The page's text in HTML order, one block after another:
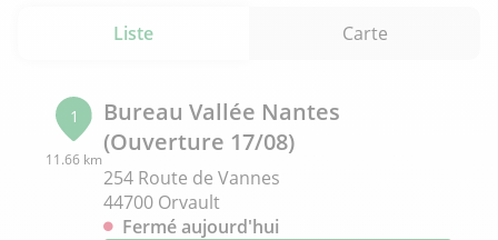
Liste Carte
1
11.66 km
Bureau Vallée Nantes
(Ouverture 17/08)
254 Route de Vannes
44700 Orvault
Fermé aujourd'hui